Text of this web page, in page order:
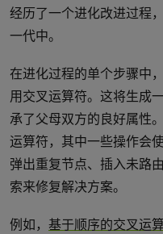
经历了一个进化改进过程
一代中。
在进化过程的单个步骤中
用交叉运算符。这将生成
承了父母双方的良好属性
运算符，其中一些操作会
弹出重复节点、插入未路
索来修复解决方案。
例如， 基于顺序的交叉运